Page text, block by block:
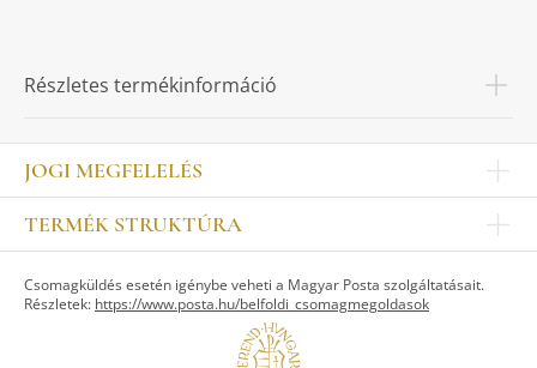
Részletes termékinformáció
JOGI MEGFELELÉS
Impresszum
Kapcsolat
Jogi nyilatkozat
TERMÉK STRUKTÚRA
ASZTALKULTÚRA
Csomagküldés esetén igénybe veheti a Magyar Posta szolgáltatásait.
Részletek: https://www.posta.hu/belfoldi_csomagmegoldasok